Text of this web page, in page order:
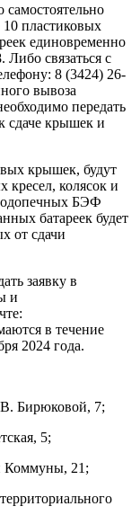
10 пластиковых
единовременно
связаться с
8 (3424) 26-
вывоза
передать
сдаче крышек и
крышек, будут
кресел, колясок и
БЭФ
батареек будет
от сдачи
заявку в
и
в течение
2024 года.
В. Бирюковой, 7;
5;
Коммуны, 21;